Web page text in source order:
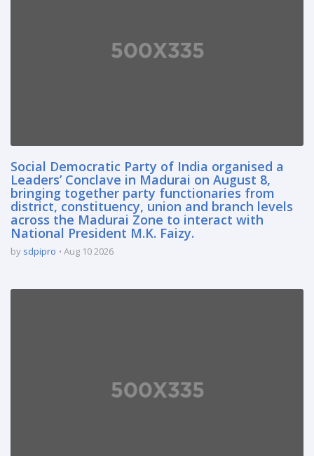
Social Democratic Party of India organised a
Leaders’ Conclave in Madurai on August 8,
bringing together party functionaries from
district, constituency, union and branch levels
across the Madurai Zone to interact with
National President M.K. Faizy.
by sdpipro Aug 10 2026